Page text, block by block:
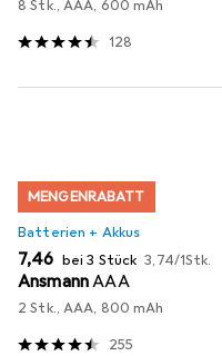
8 Stk., AAA, 600 mAh
128
MENGENRABATT
Batterien + Akkus
EUR
7,46 bei 3 Stück EUR
3,74/1Stk.
AnsmannAAA
2 Stk., AAA, 800 mAh
255